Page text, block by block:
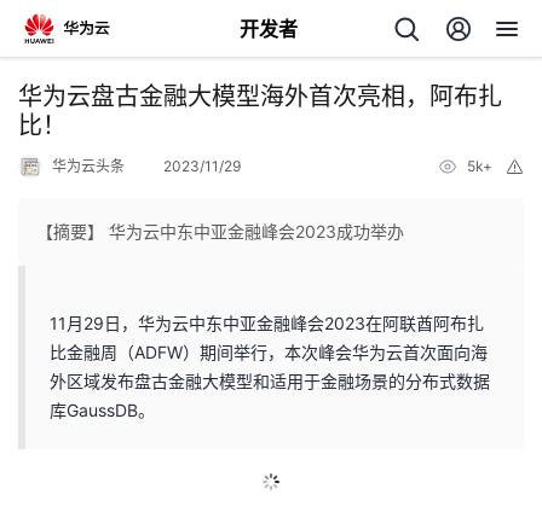
开发者
返
回
华为云盘古金融大模型海外首次亮相，阿布扎
比！
华为云头条 2023/11/29 5k+
【摘要】 华为云中东中亚金融峰会2023成功举办
11月29日，华为云中东中亚金融峰会2023在阿联酋阿布扎
比金融周（ADFW）期间举行，本次峰会华为云首次面向海
外区域发布盘古金融大模型和适用于金融场景的分布式数据
库GaussDB。